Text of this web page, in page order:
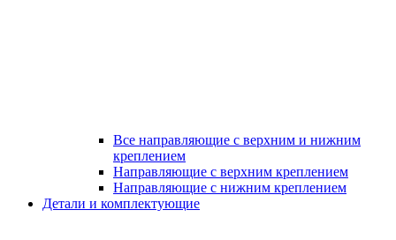
Все направляющие с верхним и нижним
креплением
Направляющие с верхним креплением
Направляющие с нижним креплением
Детали и комплектующие